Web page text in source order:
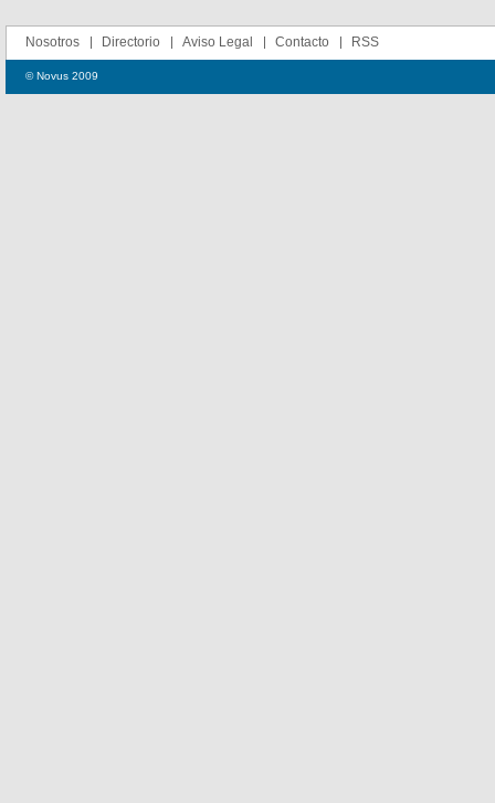
Nosotros Directorio Aviso Legal Contacto RSS
© Novus 2009